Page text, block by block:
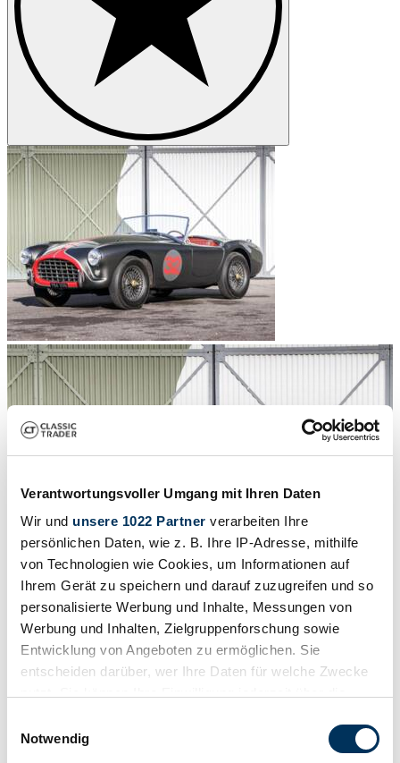
Verantwortungsvoller Umgang mit Ihren Daten
Wir und unsere 1022 Partner verarbeiten Ihre
persönlichen Daten, wie z. B. Ihre IP-Adresse, mithilfe
von Technologien wie Cookies, um Informationen auf
Ihrem Gerät zu speichern und darauf zuzugreifen und so
personalisierte Werbung und Inhalte, Messungen von
Werbung und Inhalten, Zielgruppenforschung sowie
Entwicklung von Angeboten zu ermöglichen. Sie
entscheiden darüber, wer Ihre Daten für welche Zwecke
Trigger Symbol ändern oder widerrufen
Notwendig
/29
1957 | AC Ace Bristol
FIA FIVA Mille Miglia registered HTP Matching
$548,864